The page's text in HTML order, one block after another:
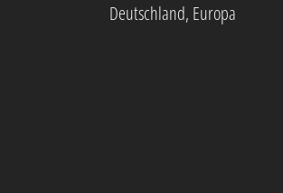
Deutschland, Europa